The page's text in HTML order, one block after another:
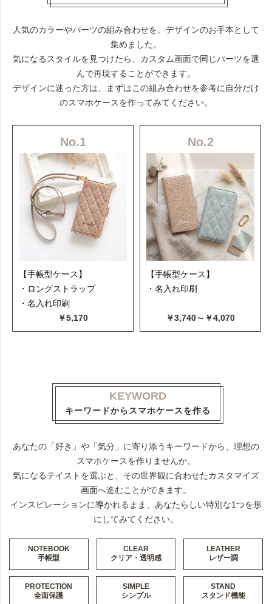
人気のカラーやパーツの組み合わせを、デザインのお手本として
集めました。
気になるスタイルを見つけたら、カスタム画面で同じパーツを選
んで再現することができます。
デザインに迷った方は、まずはこの組み合わせを参考に自分だけ
のスマホケースを作ってみてください。
No.1
【手帳型ケース】
・ロングストラップ
・名入れ印刷
￥5,170
No.2
【手帳型ケース】
・名入れ印刷
￥3,740～￥4,070
KEYWORD
キーワードからスマホケースを作る
あなたの「好き」や「気分」に寄り添うキーワードから、理想の
スマホケースを作りませんか。
気になるテイストを選ぶと、その世界観に合わせたカスタマイズ
画面へ進むことができます。
インスピレーションに導かれるまま、あなたらしい特別な1つを形
にしてみてください。
NOTEBOOK
手帳型
CLEAR
クリア・透明感
LEATHER
レザー調
PROTECTION
全面保護
SIMPLE
シンプル
STAND
スタンド機能